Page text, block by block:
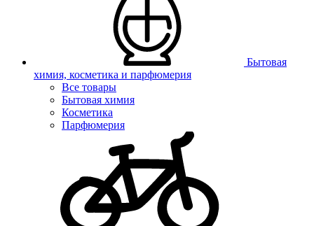
Бытовая
химия, косметика и парфюмерия
Все товары
Бытовая химия
Косметика
Парфюмерия